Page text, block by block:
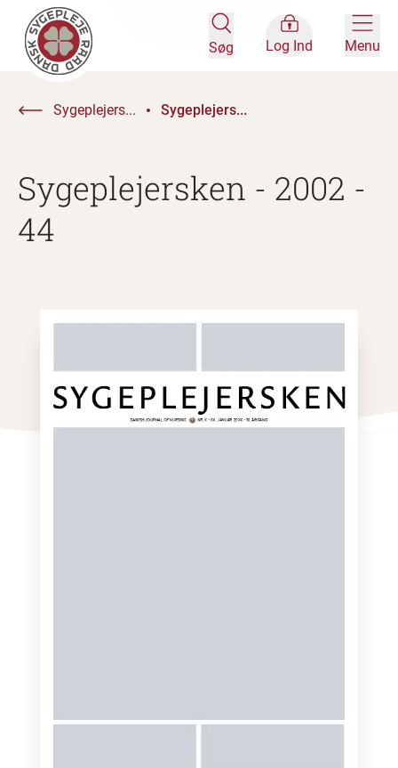
Søg Log Ind Menu
Sygeplejers... Sygeplejers...
Sygeplejersken - 2002 -
44